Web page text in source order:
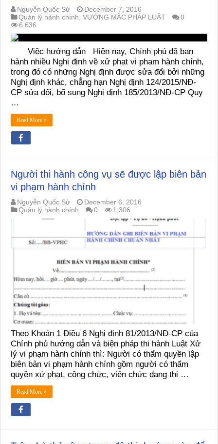
Nguyễn Quốc Sử
December 7, 2016
Quản lý hành chính ,VƯỚNG MẮC PHÁP LUẬT
0
6,636
Việc hướng dẫn Hiện nay, Chính phủ đã ban
hành nhiều Nghị định về xử phạt vi phạm hành chính,
trong đó có những Nghị định được sửa đổi bởi những
Nghị định khác, chẳng hạn Nghị định 124/2015/NĐ-
CP sửa đổi, bổ sung Nghị định 185/2013/NĐ-CP Quy
…
Read More »
Người thi hành công vụ sẽ được lập biên bản
vi phạm hành chính
Nguyễn Quốc Sử
December 6, 2016
Quản lý hành chính
0 1,306
Theo Khoản 1 Điều 6 Nghị định 81/2013/NĐ-CP của
Chính phủ hướng dẫn và biện pháp thi hành Luật Xử
lý vi phạm hành chính thì: Người có thẩm quyền lập
biên bản vi phạm hành chính gồm người có thẩm
quyền xử phạt, công chức, viên chức đang thi …
Read More »